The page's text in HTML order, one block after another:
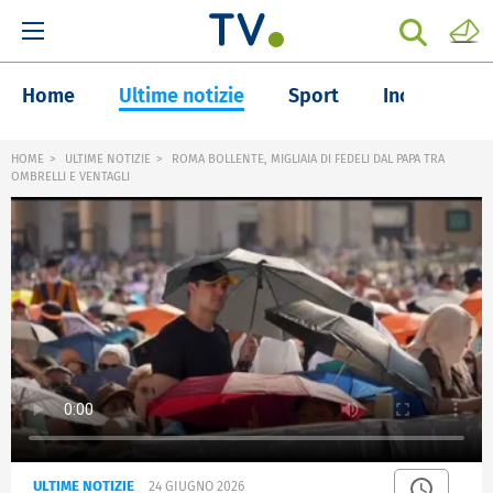
Home Ultime notizie Sport Inchieste
HOME ULTIME NOTIZIE
ROMA BOLLENTE, MIGLIAIA DI FEDELI DAL PAPA TRA
OMBRELLI E VENTAGLI
ULTIME NOTIZIE 24 GIUGNO 2026